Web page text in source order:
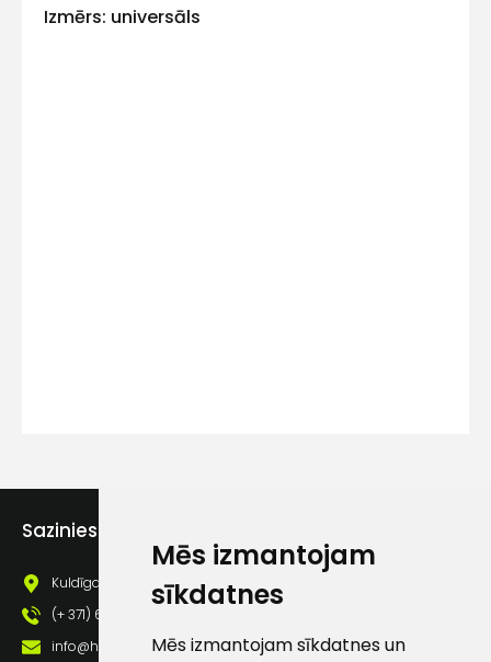
Mēs izmantojam
sīkdatnes
Mēs izmantojam sīkdatnes un
Izmērs: universāls
Sazinies ar mums
Kuldīgas iela 69a, Saldus, Saldus nov., LV - 3801
(+ 371) 63 881 186
info@hards.lv
lietošanas noteikumiem